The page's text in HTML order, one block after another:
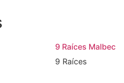
9 Raíces Malbec
9 Raíces